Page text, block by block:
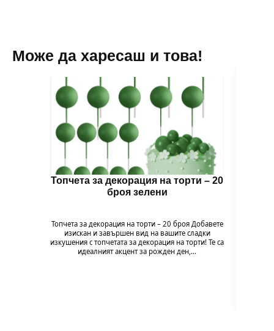
Може да харесаш и това!
Топчета за декорация на торти – 20
броя зелени
Топчета за декорация на торти – 20 броя Добавете
изискан и завършен вид на вашите сладки
изкушения с топчетата за декорация на торти! Те са
идеалният акцент за рожден ден,…